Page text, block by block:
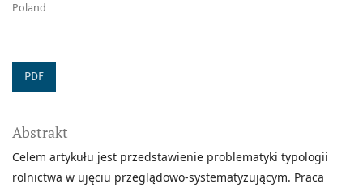
Poland
PDF
Abstrakt
Celem artykułu jest przedstawienie problematyki typologii
rolnictwa w ujęciu przeglądowo-systematyzującym. Praca